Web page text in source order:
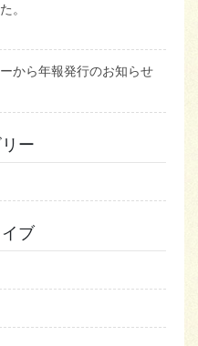
。
から年報発行のお知らせ
ー
ブ